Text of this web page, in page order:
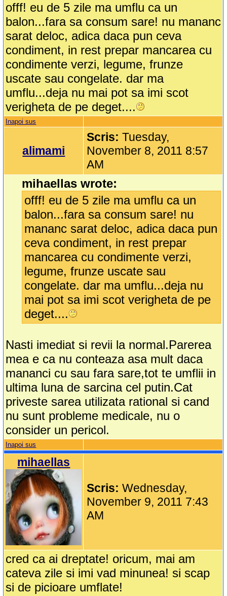
offf! eu de 5 zile ma umflu ca un
balon...fara sa consum sare! nu mananc
sarat deloc, adica daca pun ceva
condiment, in rest prepar mancarea cu
condimente verzi, legume, frunze
uscate sau congelate. dar ma
umflu...deja nu mai pot sa imi scot
verigheta de pe deget....
Inapoi sus
alimami
Scris:Tuesday,
November 8, 2011 8:57
AM
mihaellas wrote:
offf! eu de 5 zile ma umflu ca un
balon...fara sa consum sare! nu
mananc sarat deloc, adica daca pun
ceva condiment, in rest prepar
mancarea cu condimente verzi,
legume, frunze uscate sau
congelate. dar ma umflu...deja nu
mai pot sa imi scot verigheta de pe
deget....
Nasti imediat si revii la normal.Parerea
mea e ca nu conteaza asa mult daca
mananci cu sau fara sare,tot te umflii in
ultima luna de sarcina cel putin.Cat
priveste sarea utilizata rational si cand
nu sunt probleme medicale, nu o
consider un pericol.
Inapoi sus
mihaellas
Scris:Wednesday,
November 9, 2011 7:43
AM
cred ca ai dreptate! oricum, mai am
cateva zile si imi vad minunea! si scap
si de picioare umflate!